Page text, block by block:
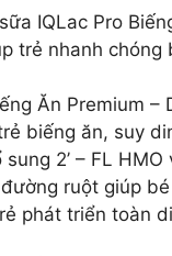
IQLac Pro
trẻ nhanh chóng
Ăn Premium –
biếng ăn, suy
2’ – FL
ruột giúp
phát triển toàn